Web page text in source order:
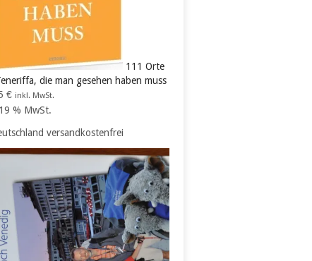
111 Orte
die man gesehen haben muss
€ inkl. MwSt.
% MwSt.
versandkostenfrei